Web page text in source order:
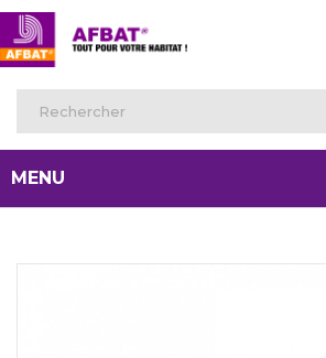
MENU